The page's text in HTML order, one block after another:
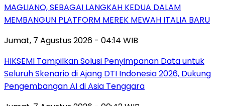
MAGLIANO, SEBAGAI LANGKAH KEDUA DALAM
MEMBANGUN PLATFORM MEREK MEWAH ITALIA BARU
Jumat, 7 Agustus 2026 - 04:14 WIB
HIKSEMI Tampilkan Solusi Penyimpanan Data untuk
Seluruh Skenario di Ajang DTI Indonesia 2026, Dukung
Pengembangan AI di Asia Tenggara